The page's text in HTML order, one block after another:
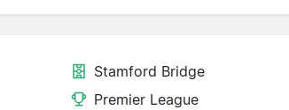
Stamford Bridge
Premier League